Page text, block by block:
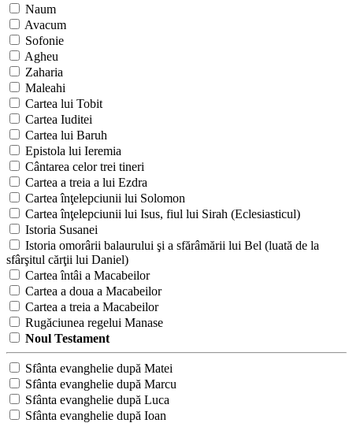
Naum
Avacum
Sofonie
Agheu
Zaharia
Maleahi
Cartea lui Tobit
Cartea Iuditei
Cartea lui Baruh
Epistola lui Ieremia
Cântarea celor trei tineri
Cartea a treia a lui Ezdra
Cartea înţelepciunii lui Solomon
Cartea înţelepciunii lui Isus, fiul lui Sirah (Eclesiasticul)
Istoria Susanei
Istoria omorârii balaurului şi a sfărâmării lui Bel (luată de la
sfârşitul cărţii lui Daniel)
Cartea întâi a Macabeilor
Cartea a doua a Macabeilor
Cartea a treia a Macabeilor
Rugăciunea regelui Manase
Noul Testament
Sfânta evanghelie după Matei
Sfânta evanghelie după Marcu
Sfânta evanghelie după Luca
Sfânta evanghelie după Ioan